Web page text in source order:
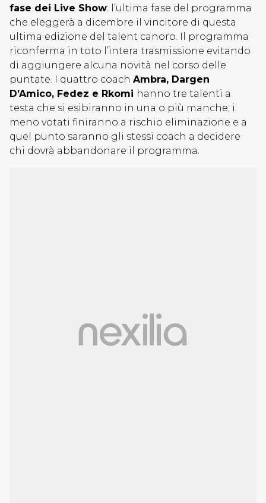
fase dei Live Show: l’ultima fase del programma
che eleggerà a dicembre il vincitore di questa
ultima edizione del talent canoro. Il programma
riconferma in toto l’intera trasmissione evitando
di aggiungere alcuna novità nel corso delle
puntate. I quattro coach Ambra, Dargen
D’Amico, Fedez e Rkomi hanno tre talenti a
testa che si esibiranno in una o più manche; i
meno votati finiranno a rischio eliminazione e a
quel punto saranno gli stessi coach a decidere
chi dovrà abbandonare il programma.